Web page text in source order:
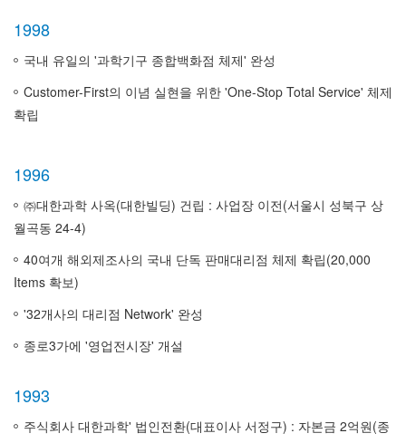
1998
국내 유일의 '과학기구 종합백화점 체제' 완성
Customer-First의 이념 실현을 위한 'One-Stop Total Service' 체제
확립
1996
㈜대한과학 사옥(대한빌딩) 건립 : 사업장 이전(서울시 성북구 상
월곡동 24-4)
40여개 해외제조사의 국내 단독 판매대리점 체제 확립(20,000
Items 확보)
'32개사의 대리점 Network' 완성
종로3가에 '영업전시장' 개설
1993
주식회사 대한과학' 법인전환(대표이사 서정구) : 자본금 2억원(종